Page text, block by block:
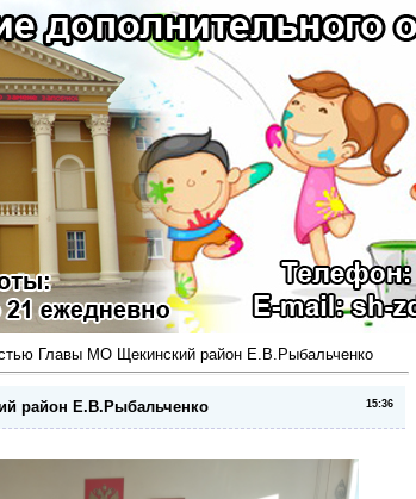
Главы МО Щекинский район Е.В.Рыбальченко
15:36
район Е.В.Рыбальченко